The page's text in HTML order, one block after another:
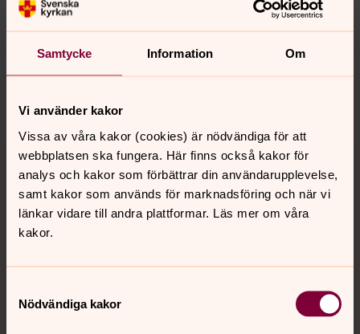
Samtycke Information Om
Vi använder kakor
Vissa av våra kakor (cookies) är nödvändiga för att
webbplatsen ska fungera. Här finns också kakor för
analys och kakor som förbättrar din användarupplevelse,
samt kakor som används för marknadsföring och när vi
länkar vidare till andra plattformar. Läs mer om våra
kakor.
Nödvändiga kakor
Synpunkter eller frågor på sidans
innehåll?
sodertalje.pastorat@svenskakyrkan.se
Tillbaka till toppen
Tillbaka till innehållet
Kontakt